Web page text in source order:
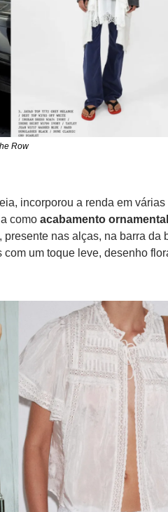
Row
incorporou a renda em várias
como acabamento
presente nas alças, na barra da
um toque leve, desenho